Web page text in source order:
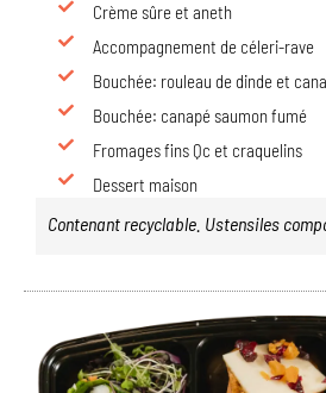
Crème sûre et aneth
Accompagnement de céleri-rave
Bouchée: rouleau de dinde et
Bouchée: canapé saumon fumé
Fromages fins Qc et craquelins
Dessert maison
Contenant recyclable. Ustensiles